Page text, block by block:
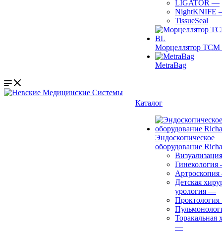
LIGATOR —
NightKNIFE
TissueSeal
Морцеллятор ТСМ
MetraBag
Каталог
Эндоскопическое
оборудование
Визуализация
Гинекология
Артроскопия
Детская
урология —
Проктология
Торакальная
—